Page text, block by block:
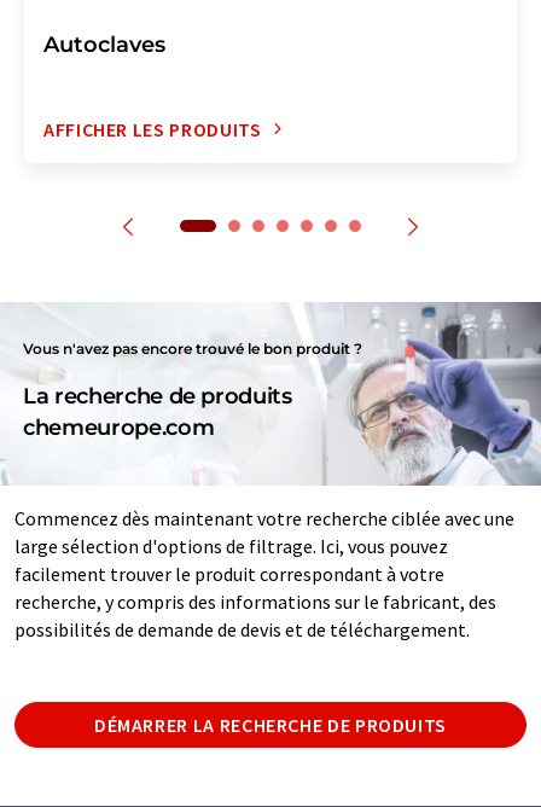
Autoclaves
AFFICHER LES PRODUITS
Vous n'avez pas encore trouvé le bon produit ?
La recherche de produits
chemeurope.com
Commencez dès maintenant votre recherche ciblée avec une
large sélection d'options de filtrage. Ici, vous pouvez
facilement trouver le produit correspondant à votre
recherche, y compris des informations sur le fabricant, des
possibilités de demande de devis et de téléchargement.
DÉMARRER LA RECHERCHE DE PRODUITS